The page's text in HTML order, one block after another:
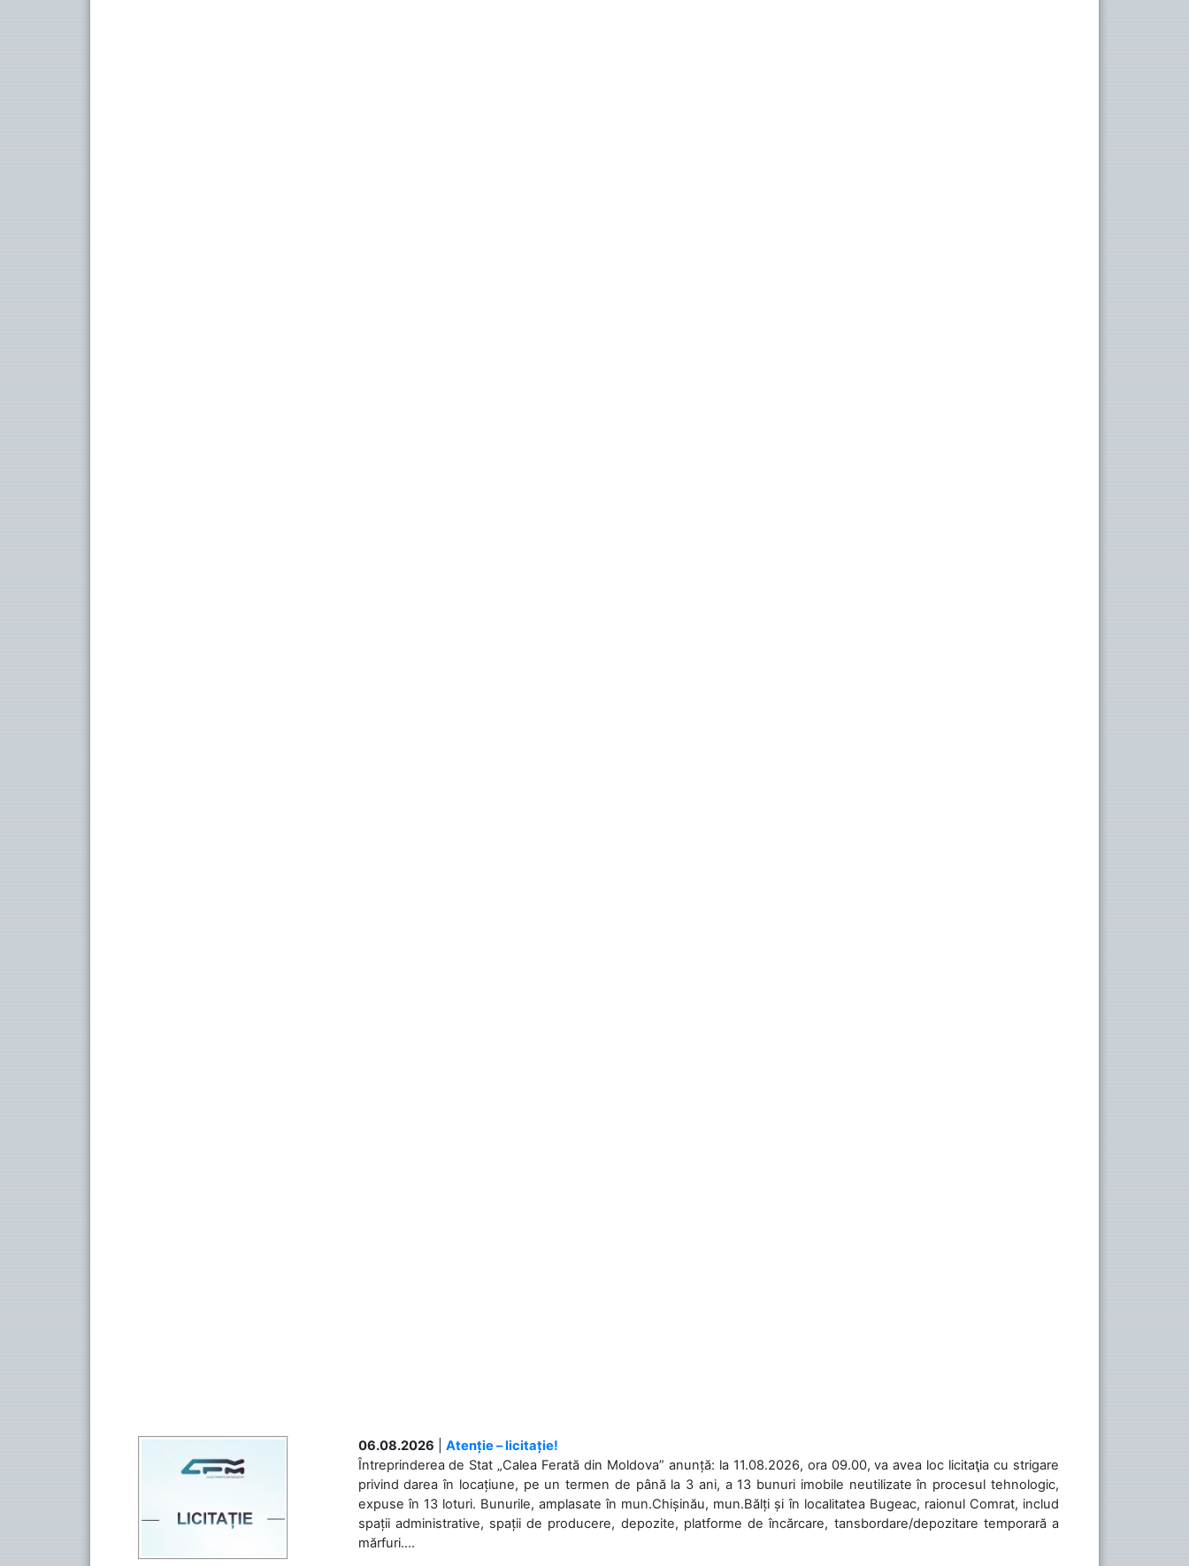
06.08.2026
Atenție – licitație!
Întreprinderea de Stat „Calea Ferată din Moldova” anunță: la 11.08.2026, ora 09.00, va avea loc licitaţia cu strigare
privind darea în locațiune, pe un termen de până la 3 ani, a 13 bunuri imobile neutilizate în procesul tehnologic,
expuse în 13 loturi. Bunurile, amplasate în mun.Chișinău, mun.Bălți și în localitatea Bugeac, raionul Comrat, includ
spații administrative, spații de producere, depozite, platforme de încărcare, tansbordare/depozitare temporară a
mărfuri....